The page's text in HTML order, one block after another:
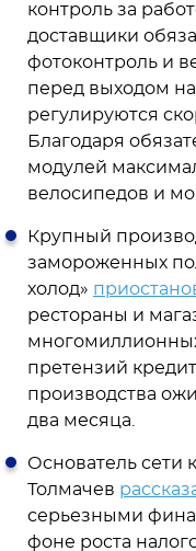
контроль за
доставщики
фотоконтроль и
перед выходом
регулируются
Благодаря
модулей
велосипедов и
Крупный
замороженных
холод»
рестораны и
претензий
производства
два месяца.
Основатель сети
Толмачев
серьезными
фоне роста